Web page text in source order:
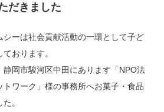
だきました
ーは社会貢献活動の一環として子ど
おります。
岡市駿河区中田にあります「NPO法
トワーク」様の事務所へお菓子・食品
。